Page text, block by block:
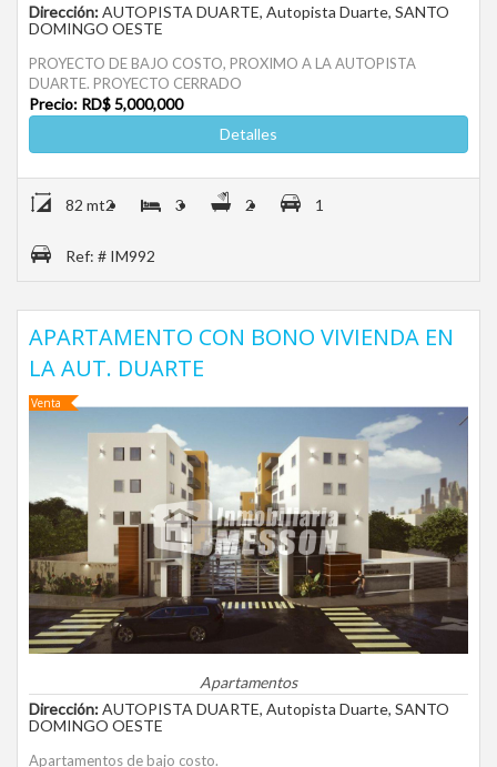
Dirección:AUTOPISTA DUARTE, Autopista Duarte, SANTO
DOMINGO OESTE
PROYECTO DE BAJO COSTO, PROXIMO A LA AUTOPISTA
DUARTE. PROYECTO CERRADO
Precio: RD$ 5,000,000
Detalles
82 mt2 3 2 1
Ref: # IM992
APARTAMENTO CON BONO VIVIENDA EN
LA AUT. DUARTE
Venta
Apartamentos
Dirección:AUTOPISTA DUARTE, Autopista Duarte, SANTO
DOMINGO OESTE
Apartamentos de bajo costo.